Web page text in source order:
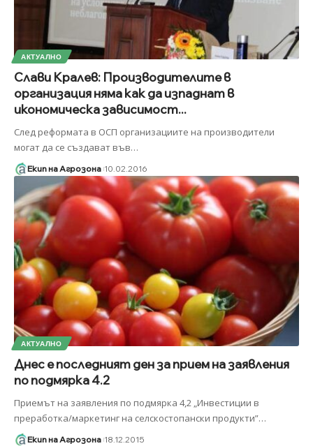
АКТУАЛНО
Слави Кралев: Производителите в
организация няма как да изпаднат в
икономическа зависимост...
След реформата в ОСП организациите на производители
могат да се създават във…
Екип на Агрозона 10.02.2016
АКТУАЛНО
Днес е последният ден за прием на заявления
по подмярка 4.2
Приемът на заявления по подмярка 4,2 „Инвестиции в
преработка/маркетинг на селскостопански продукти”…
Екип на Агрозона 18.12.2015